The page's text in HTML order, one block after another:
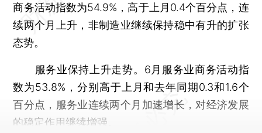
商务活动指数为54.9%，高于上月0.4个百分点，连
续两个月上升，非制造业继续保持稳中有升的扩张
态势。
服务业保持上升走势。6月服务业商务活动指
数为53.8%，分别高于上月和去年同期0.3和1.6个
百分点，服务业连续两个月加速增长，对经济发展
的稳定作用继续增强。